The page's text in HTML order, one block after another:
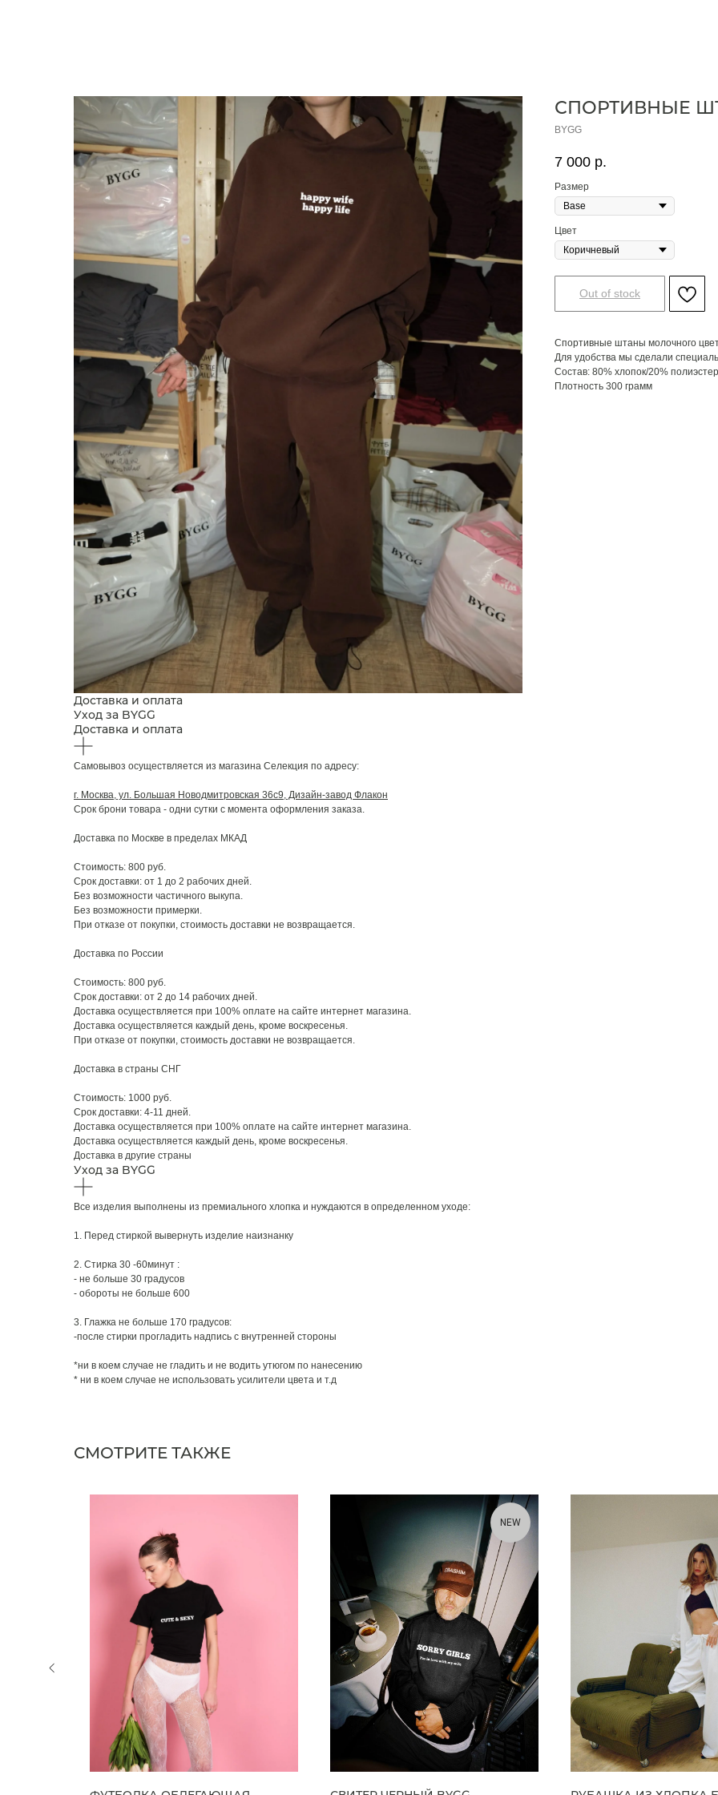
СПОРТИВНЫЕ
BYGG
7 000 р.
Размер
Цвет
Out of stock
Спортивные штаны молочного
Для удобства мы сделали
Состав: 80% хлопок/20% полиэстер
Плотность 300 грамм
Доставка и оплата
Уход за BYGG
Доставка и оплата
Самовывоз осуществляется из магазина Селекция по адресу:
г. Москва, ул. Большая Новодмитровская 36с9, Дизайн-завод Флакон
Срок брони товара - одни сутки с момента оформления заказа.
Доставка по Москве в пределах МКАД
Стоимость: 800 руб.
Срок доставки: от 1 до 2 рабочих дней.
Без возможности частичного выкупа.
Без возможности примерки.
При отказе от покупки, стоимость доставки не возвращается.
Доставка по России
Стоимость: 800 руб.
Срок доставки: от 2 до 14 рабочих дней.
Доставка осуществляется при 100% оплате на сайте интернет магазина.
Доставка осуществляется каждый день, кроме воскресенья.
При отказе от покупки, стоимость доставки не возвращается.
Доставка в страны СНГ
Стоимость: 1000 руб.
Срок доставки: 4-11 дней.
Доставка осуществляется при 100% оплате на сайте интернет магазина.
Доставка осуществляется каждый день, кроме воскресенья.
Доставка в другие страны
Уход за BYGG
Все изделия выполнены из премиального хлопка и нуждаются в определенном уходе:
1. Перед стиркой вывернуть изделие наизнанку
2. Стирка 30 -60минут :
- не больше 30 градусов
- обороты не больше 600
3. Глажка не больше 170 градусов:
-после стирки прогладить надпись с внутренней стороны
*ни в коем случае не гладить и не водить утюгом по нанесению
* ни в коем случае не использовать усилители цвета и т.д
СМОТРИТЕ ТАКЖЕ
NEW